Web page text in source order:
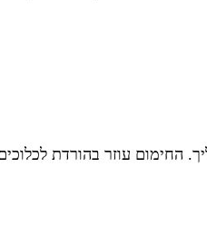
החימום עוזר בהורדת